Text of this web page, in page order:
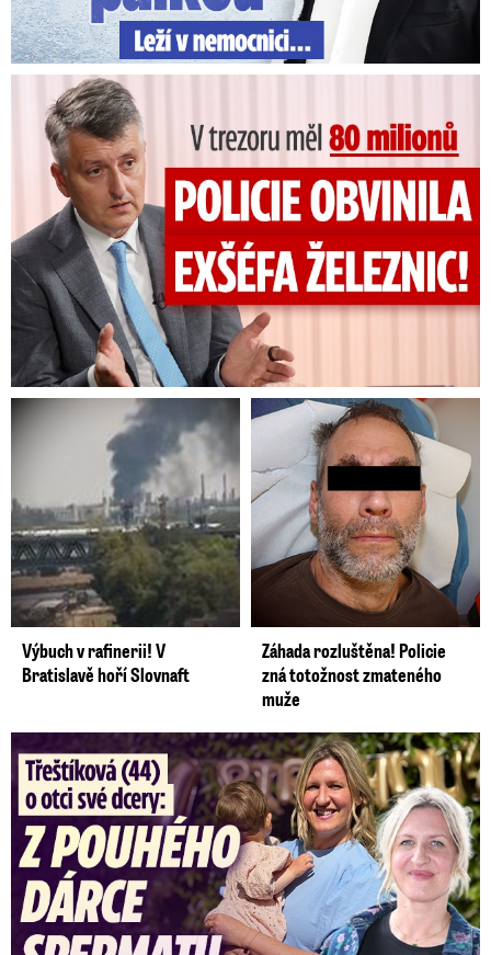
V trezoru měl 80 milionů: Policie obvinila exšéfa železnic!
Výbuch v rafinerii! V
Bratislavě hoří Slovnaft
Záhada rozluštěna! Policie
zná totožnost zmateného
muže
Třeštíková (44) o otci dcery: Z dárce spermatu pravý táta